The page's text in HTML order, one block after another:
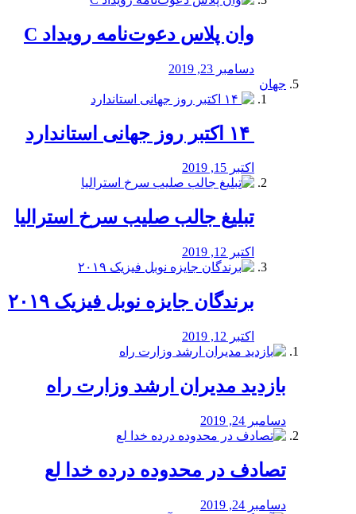
وان پلاس دعوت‌نامه رویداد C
دسامبر 23, 2019
جهان
اکتبر 15, 2019
تبلیغ جالب صلیب سرخ استرالیا
اکتبر 12, 2019
برندگان جایزه نوبل فیزیک ۲۰۱۹
اکتبر 12, 2019
بازدید مدیران ارشد وزارت راه
دسامبر 24, 2019
تصادف در محدوده درده خدا لع
دسامبر 24, 2019